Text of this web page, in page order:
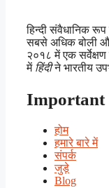
हिन्दी संवैधानिक
सबसे अधिक बोली
२०१८ में एक
में हिंदीने भारतीय
Important
होम
हमारे बारे में
संपर्क
जुड़े
Blog